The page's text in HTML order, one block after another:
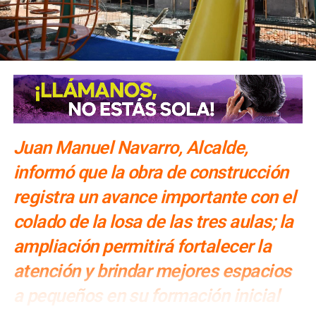
Juan Manuel Navarro, Alcalde,
informó que la obra de construcción
registra un avance importante con el
colado de la losa de las tres aulas; la
ampliación permitirá fortalecer la
atención y brindar mejores espacios
a pequeños en su formación inicial